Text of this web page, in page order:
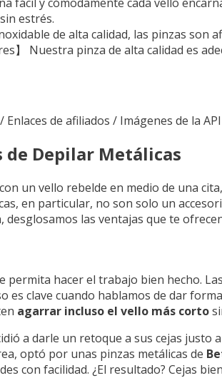
estrés.
de alta calidad, las pinzas son
】 Nuestra pinza de alta calidad es
de afiliados / Imágenes de la
de Depilar Metálicas
un vello rebelde en medio de una
en particular, no son solo un
desglosamos las ventajas que te
permita hacer el trabajo bien hecho.
es clave cuando hablamos de dar
agarrar incluso el vello más corto
a darle un retoque a sus cejas
optó por unas pinzas metálicas de
con facilidad. ¿El resultado? Cejas